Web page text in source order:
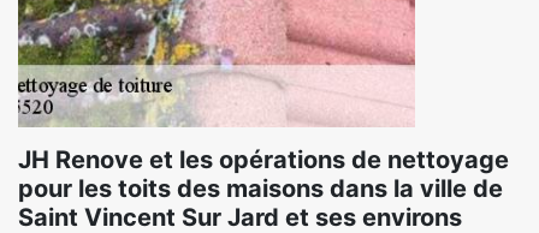
JH Renove et les opérations de nettoyage
pour les toits des maisons dans la ville de
Saint Vincent Sur Jard et ses environs